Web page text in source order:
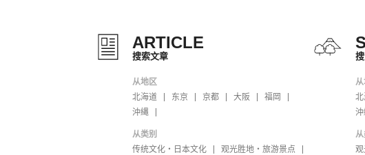
ARTICLE
搜索文章
从地区
北海道
东京 京都 大阪
福岡
沖縄
从类别
传统文化・日本文化
观光胜地・旅游景点
从